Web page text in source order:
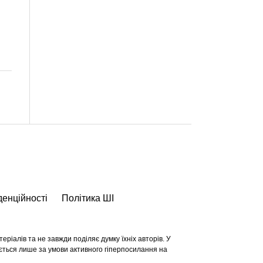
Політика ШІ
та не завжди поділяє думку їхніх авторів. У
лише за умови активного гіперпосилання на